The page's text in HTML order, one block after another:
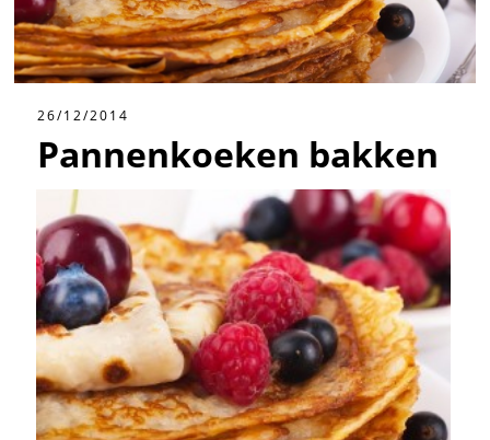
26/12/2014
Pannenkoeken bakken